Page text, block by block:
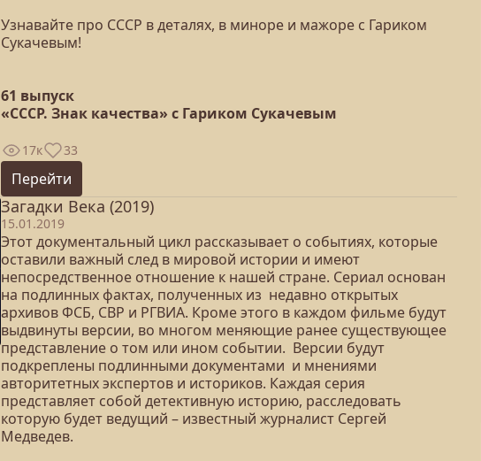
Узнавайте про СССР в деталях, в миноре и мажоре с Гариком
Сукачевым!
61 выпуск
«СССР. Знак качества» с Гариком Сукачевым
17к 33
Перейти
Загадки Века (2019)
15.01.2019
Этот документальный цикл рассказывает о событиях, которые
оставили важный след в мировой истории и имеют
непосредственное отношение к нашей стране. Сериал основан
на подлинных фактах, полученных из недавно открытых
архивов ФСБ, СВР и РГВИА. Кроме этого в каждом фильме будут
выдвинуты версии, во многом меняющие ранее существующее
представление о том или ином событии. Версии будут
подкреплены подлинными документами и мнениями
авторитетных экспертов и историков. Каждая серия
представляет собой детективную историю, расследовать
которую будет ведущий – известный журналист Сергей
Медведев.